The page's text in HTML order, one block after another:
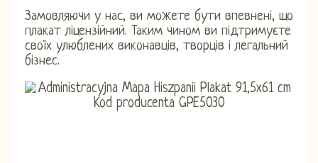
Замовляючи у нас, ви можете бути впевнені, що
плакат ліцензійний. Таким чином ви підтримуєте
своїх улюблених виконавців, творців і легальний
бізнес.